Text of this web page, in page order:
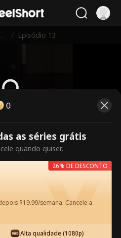
I
/ Episódio 13
Desbloqueie
assistir.
0
as séries grátis
quando quiser.
$19.99/semana. Cancele a
Alta qualidade (1080p)
26% DE DESCONTO